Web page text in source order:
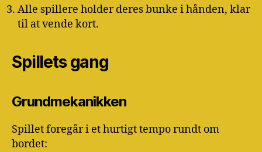
Alle spillere holder deres bunke i hånden, klar
til at vende kort.
Spillets gang
Grundmekanikken
Spillet foregår i et hurtigt tempo rundt om
bordet: